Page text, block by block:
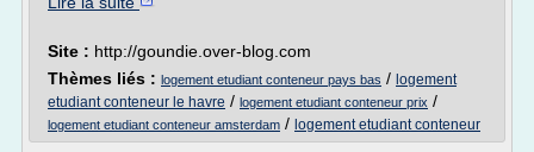
Site : http://goundie.over-blog.com
Thèmes liés : logement etudiant conteneur pays bas / logement
etudiant conteneur le havre / logement etudiant conteneur prix /
logement etudiant conteneur amsterdam / logement etudiant conteneur